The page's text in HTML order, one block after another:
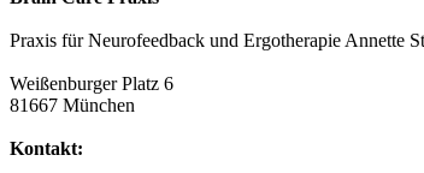
Praxis für Neurofeedback und Ergotherapie Annette
Weißenburger Platz 6
81667 München
Kontakt: